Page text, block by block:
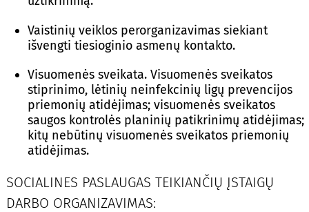
Vaistinių veiklos perorganizavimas siekiant
išvengti tiesioginio asmenų kontakto.
Visuomenės sveikata. Visuomenės sveikatos
stiprinimo, lėtinių neinfekcinių ligų prevencijos
priemonių atidėjimas; visuomenės sveikatos
saugos kontrolės planinių patikrinimų atidėjimas;
kitų nebūtinų visuomenės sveikatos priemonių
atidėjimas.
SOCIALINES PASLAUGAS TEIKIANČIŲ ĮSTAIGŲ
DARBO ORGANIZAVIMAS: